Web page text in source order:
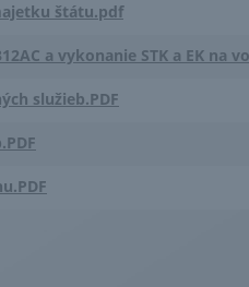
štátu.pdf
a vykonanie STK a EK na
služieb.PDF